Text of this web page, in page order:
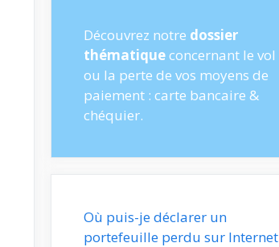
Découvrez notre dossier
thématiqueconcernant le vol
ou la perte de vos moyens de
paiement : carte bancaire &
chéquier.
Où puis-je déclarer un
portefeuille perdu sur Internet